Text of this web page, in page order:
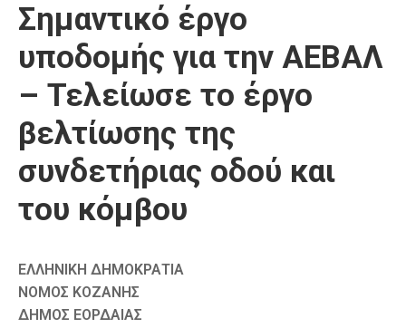
Σημαντικό έργο
υποδομής για την ΑΕΒΑΛ
– Τελείωσε το έργο
βελτίωσης της
συνδετήριας οδού και
του κόμβου
ΕΛΛΗΝΙΚΗ ΔΗΜΟΚΡΑΤΙΑ
ΝΟΜΟΣ ΚΟΖΑΝΗΣ
ΔΗΜΟΣ ΕΟΡΔΑΙΑΣ